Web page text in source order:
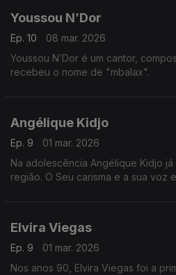
Youssou N’Dor
Ep. 10
08 mar. 2026
Youssou N’Dor é um cantor,
recebeu o nome de "mbalax".
Angélique Kidjo
Ep. 9
01 mar. 2026
Na adolescência Angélique Kidjo já
região. O Seu carisma e a sua voz
Elvira Viegas
Ep. 9
01 mar. 2026
Nos anos 90, Elvira Viegas foi a